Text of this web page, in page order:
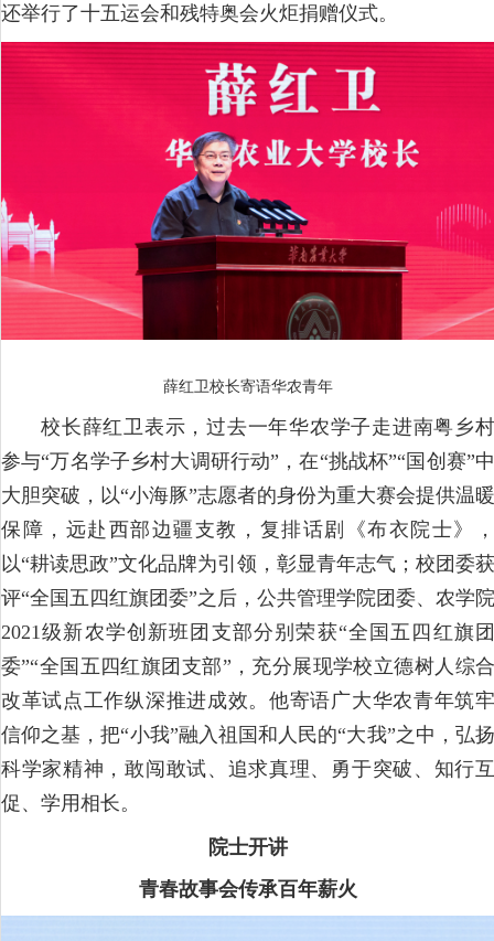
还举行了十五运会和残特奥会火炬捐赠仪式。
薛红卫校长寄语华农青年
校长薛红卫表示，过去一年华农学子走进南粤乡村
参与“万名学子乡村大调研行动”，在“挑战杯”“国创赛”中
大胆突破，以“小海豚”志愿者的身份为重大赛会提供温暖
保障，远赴西部边疆支教，复排话剧《布衣院士》，
以“耕读思政”文化品牌为引领，彰显青年志气；校团委获
评“全国五四红旗团委”之后，公共管理学院团委、农学院
2021级新农学创新班团支部分别荣获“全国五四红旗团
委”“全国五四红旗团支部”，充分展现学校立德树人综合
改革试点工作纵深推进成效。他寄语广大华农青年筑牢
信仰之基，把“小我”融入祖国和人民的“大我”之中，弘扬
科学家精神，敢闯敢试、追求真理、勇于突破、知行互
促、学用相长。
院士开讲
青春故事会传承百年薪火